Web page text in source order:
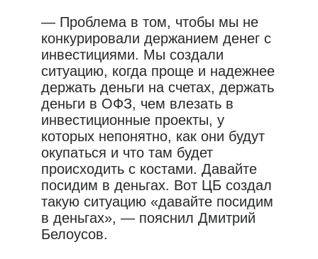
— Проблема в том, чтобы мы не
конкурировали держанием денег с
инвестициями. Мы создали
ситуацию, когда проще и надежнее
держать деньги на счетах, держать
деньги в ОФЗ, чем влезать в
инвестиционные проекты, у
которых непонятно, как они будут
окупаться и что там будет
происходить с костами. Давайте
посидим в деньгах. Вот ЦБ создал
такую ситуацию «давайте посидим
в деньгах», — пояснил Дмитрий
Белоусов.